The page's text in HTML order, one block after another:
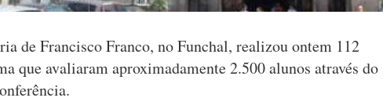
de Francisco Franco, no Funchal, realizou ontem 112
que avaliaram aproximadamente 2.500 alunos através do